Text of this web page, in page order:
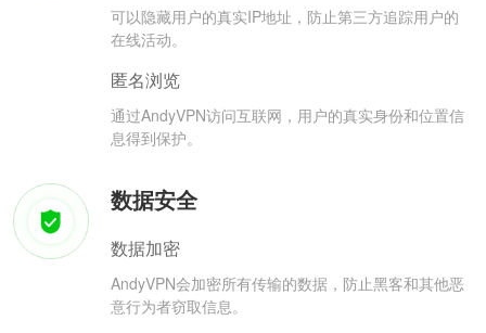
可以隐藏用户的真实IP地址，防止第三方追踪用户的
在线活动。
匿名浏览
通过AndyVPN访问互联网，用户的真实身份和位置信
息得到保护。
数据安全
数据加密
AndyVPN会加密所有传输的数据，防止黑客和其他恶
意行为者窃取信息。